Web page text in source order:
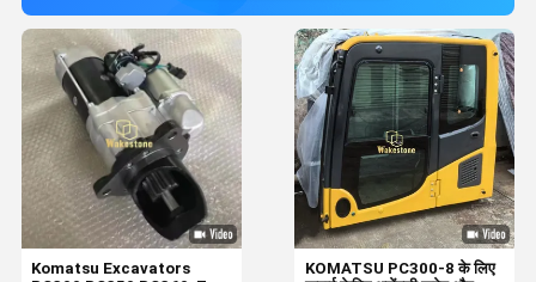
KOMATSU PC300-8 के लिए
Komatsu Excavators